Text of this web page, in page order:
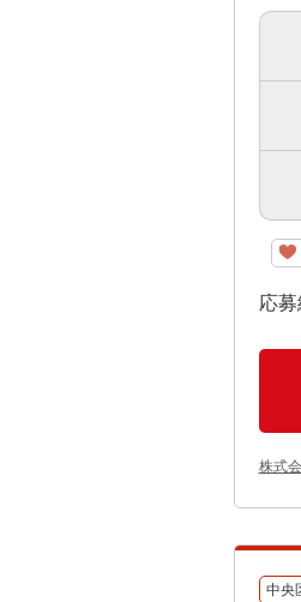
応
株式
中央